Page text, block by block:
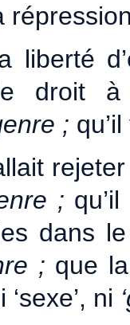
liberté
droit
;
;
dans
; que
ni